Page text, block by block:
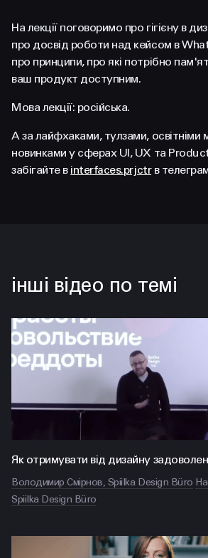
INSTAGRAM TELEGRAM
FACEBOOK LINKEDIN
На лекції поговоримо про гігієну в
про досвід роботи над кейсом в
про принципи, про які потрібно
ваш продукт доступним.
Мова лекції: російська.
А за лайфхаками, тулзами,
новинками у сферах UI, UX та
забігайте в interfaces.prjctrв
інші відео по темі
Як отримувати від дизайну
Володимир Смірнов, Spiilka Design Büro
Spiilka Design Büro